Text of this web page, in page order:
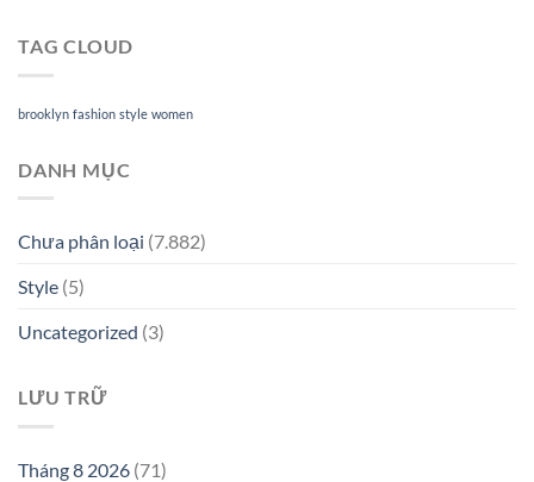
TAG CLOUD
brooklyn fashion style women
DANH MỤC
Chưa phân loại (7.882)
Style (5)
Uncategorized (3)
LƯU TRỮ
Tháng 8 2026 (71)